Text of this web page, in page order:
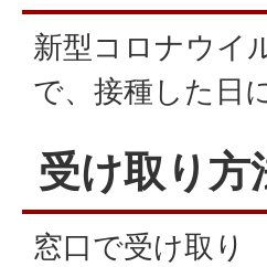
新型コロナウイ
で、接種した日
受け取り方
窓口で受け取り